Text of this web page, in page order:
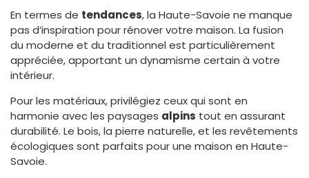
En termes de tendances, la Haute-Savoie ne manque
pas d’inspiration pour rénover votre maison. La fusion
du moderne et du traditionnel est particulièrement
appréciée, apportant un dynamisme certain à votre
intérieur.
Pour les matériaux, privilégiez ceux qui sont en
harmonie avec les paysages alpins tout en assurant
durabilité. Le bois, la pierre naturelle, et les revêtements
écologiques sont parfaits pour une maison en Haute-
Savoie.